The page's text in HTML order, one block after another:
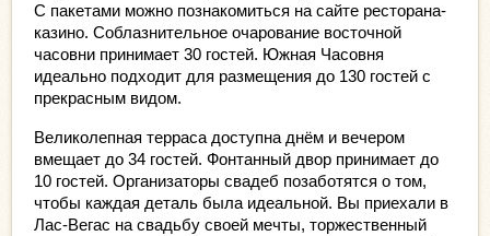
С пакетами можно познакомиться на сайте ресторана-
казино. Соблазнительное очарование восточной
часовни принимает 30 гостей. Южная Часовня
идеально подходит для размещения до 130 гостей с
прекрасным видом.
Великолепная терраса доступна днём и вечером
вмещает до 34 гостей. Фонтанный двор принимает до
10 гостей. Организаторы свадеб позаботятся о том,
чтобы каждая деталь была идеальной. Вы приехали в
Лас-Вегас на свадьбу своей мечты, торжественный